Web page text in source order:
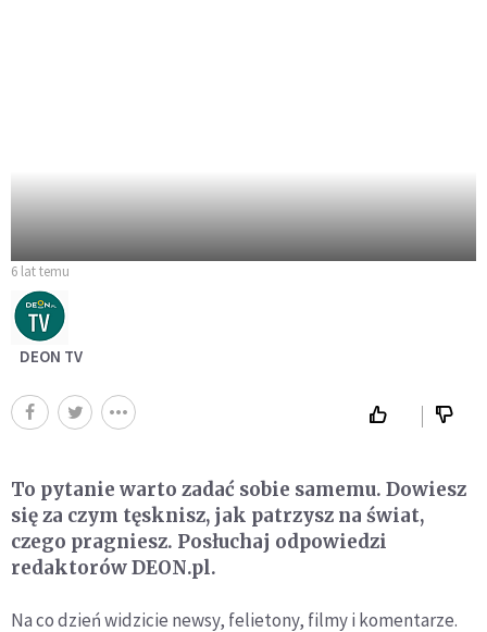
6 lat temu
DEON TV
To pytanie warto zadać sobie samemu. Dowiesz
się za czym tęsknisz, jak patrzysz na świat,
czego pragniesz. Posłuchaj odpowiedzi
redaktorów DEON.pl.
Na co dzień widzicie newsy, felietony, filmy i komentarze.